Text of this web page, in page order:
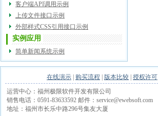
客户端API调用示例
上传文件接口示例
外部样式CSS引用接口示例
实例应用
简单新闻系统示例
在线演示 购买流程 版本比较 授权许可
运营中心：福州极限软件开发有限公司
销售电话：0591-83633592 邮件：service@ewebsoft.com
地址：福州市长乐中路296号集友大厦